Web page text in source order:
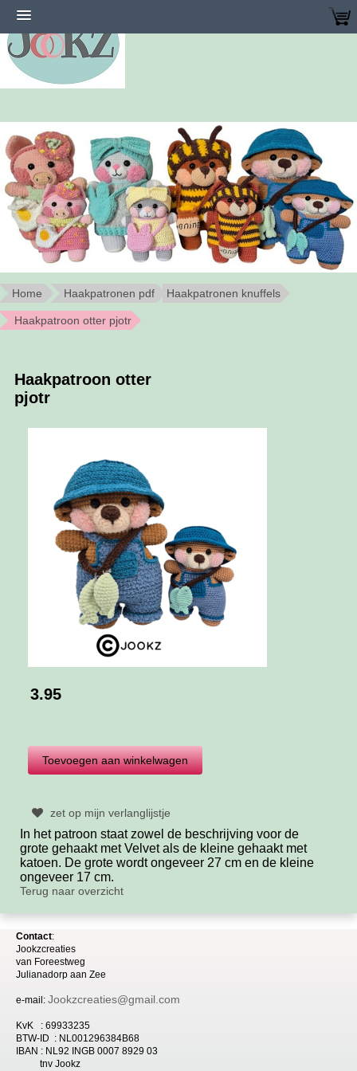
Home Haakpatronen pdf Haakpatronen knuffels
Haakpatroon otter pjotr
Haakpatroon otter
pjotr
3.95
zet op mijn verlanglijstje
In het patroon staat zowel de beschrijving voor de
grote gehaakt met Velvet als de kleine gehaakt met
katoen. De grote wordt ongeveer 27 cm en de kleine
ongeveer 17 cm.
Terug naar overzicht
Contact:
Jookzcreaties
van Foreestweg
Julianadorp aan Zee
e-mail: Jookzcreaties@gmail.com
KvK : 69933235
BTW-ID : NL001296384B68
IBAN : NL92 INGB 0007 8929 03
tnv Jookz